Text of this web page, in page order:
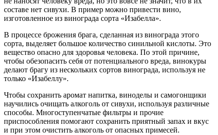
составе нет сивухи. В пример можно привести вино,
изготовленное из винограда сорта «Изабелла».
В процессе брожения брага, сделанная из винограда этого
сорта, выделяет большое количество синильной кислоты. Это
вещество опасно для здоровья человека. По этой причине,
чтобы обезопасить себя от потенциального вреда, винокуры
делают брагу из нескольких сортов винограда, используя не
только «Изабеллу».
Чтобы сохранить аромат напитка, виноделы и самогонщики
научились очищать алкоголь от сивухи, используя различные
способы. Многоступенчатые фильтры и прочие
приспособления помогают сохранить приятный запах и вкус
и при этом очистить алкоголь от опасных примесей.